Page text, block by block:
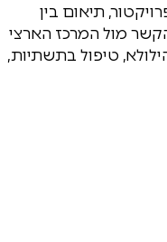
תיאום בין
מול המרכז הארצי
טיפול בתשתיות,